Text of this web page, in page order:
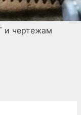
и чертежам